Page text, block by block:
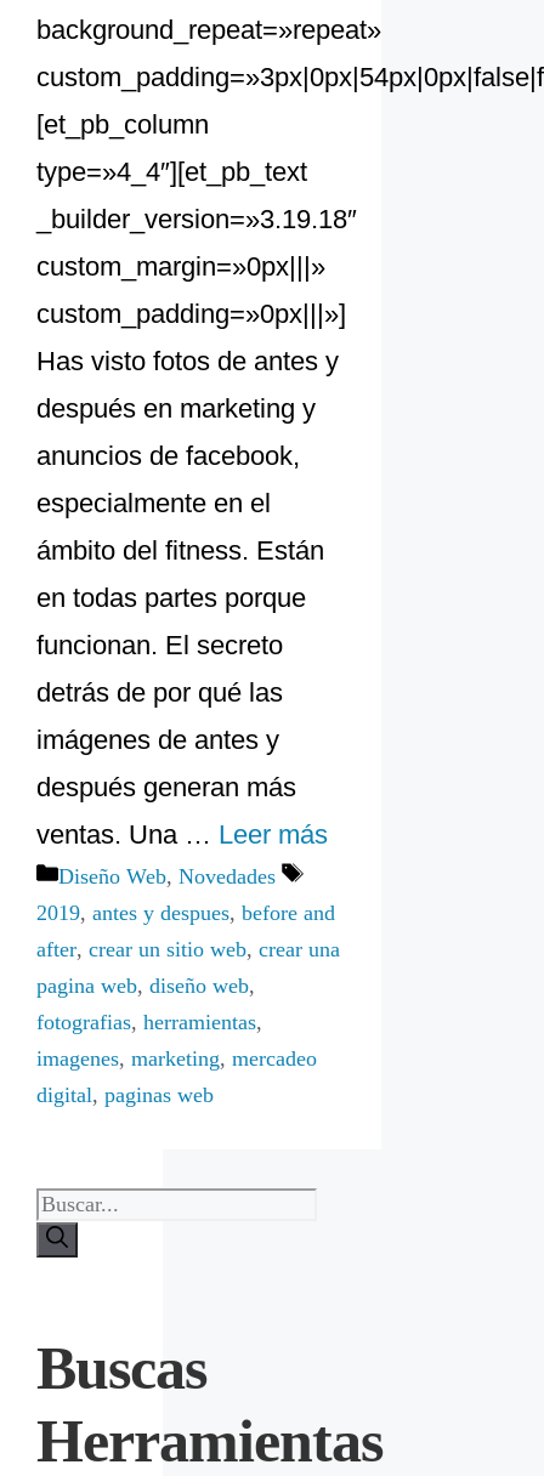
background_repeat=»repeat»
[et_pb_column
type=»4_4″][et_pb_text
_builder_version=»3.19.18″
custom_margin=»0px|||»
custom_padding=»0px|||»]
Has visto fotos de antes y
después en marketing y
anuncios de facebook,
especialmente en el
ámbito del fitness. Están
en todas partes porque
funcionan. El secreto
detrás de por qué las
imágenes de antes y
después generan más
ventas. Una … Leer más
Categorías
Diseño Web, Novedades
Etiquetas
2019, antes y despues, before and
after, crear un sitio web, crear una
pagina web, diseño web,
fotografias, herramientas,
imagenes, marketing, mercadeo
digital, paginas web
Buscas
Herramientas